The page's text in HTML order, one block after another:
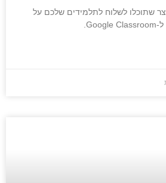
שתוכלו לשלוח לתלמידים שלכם על